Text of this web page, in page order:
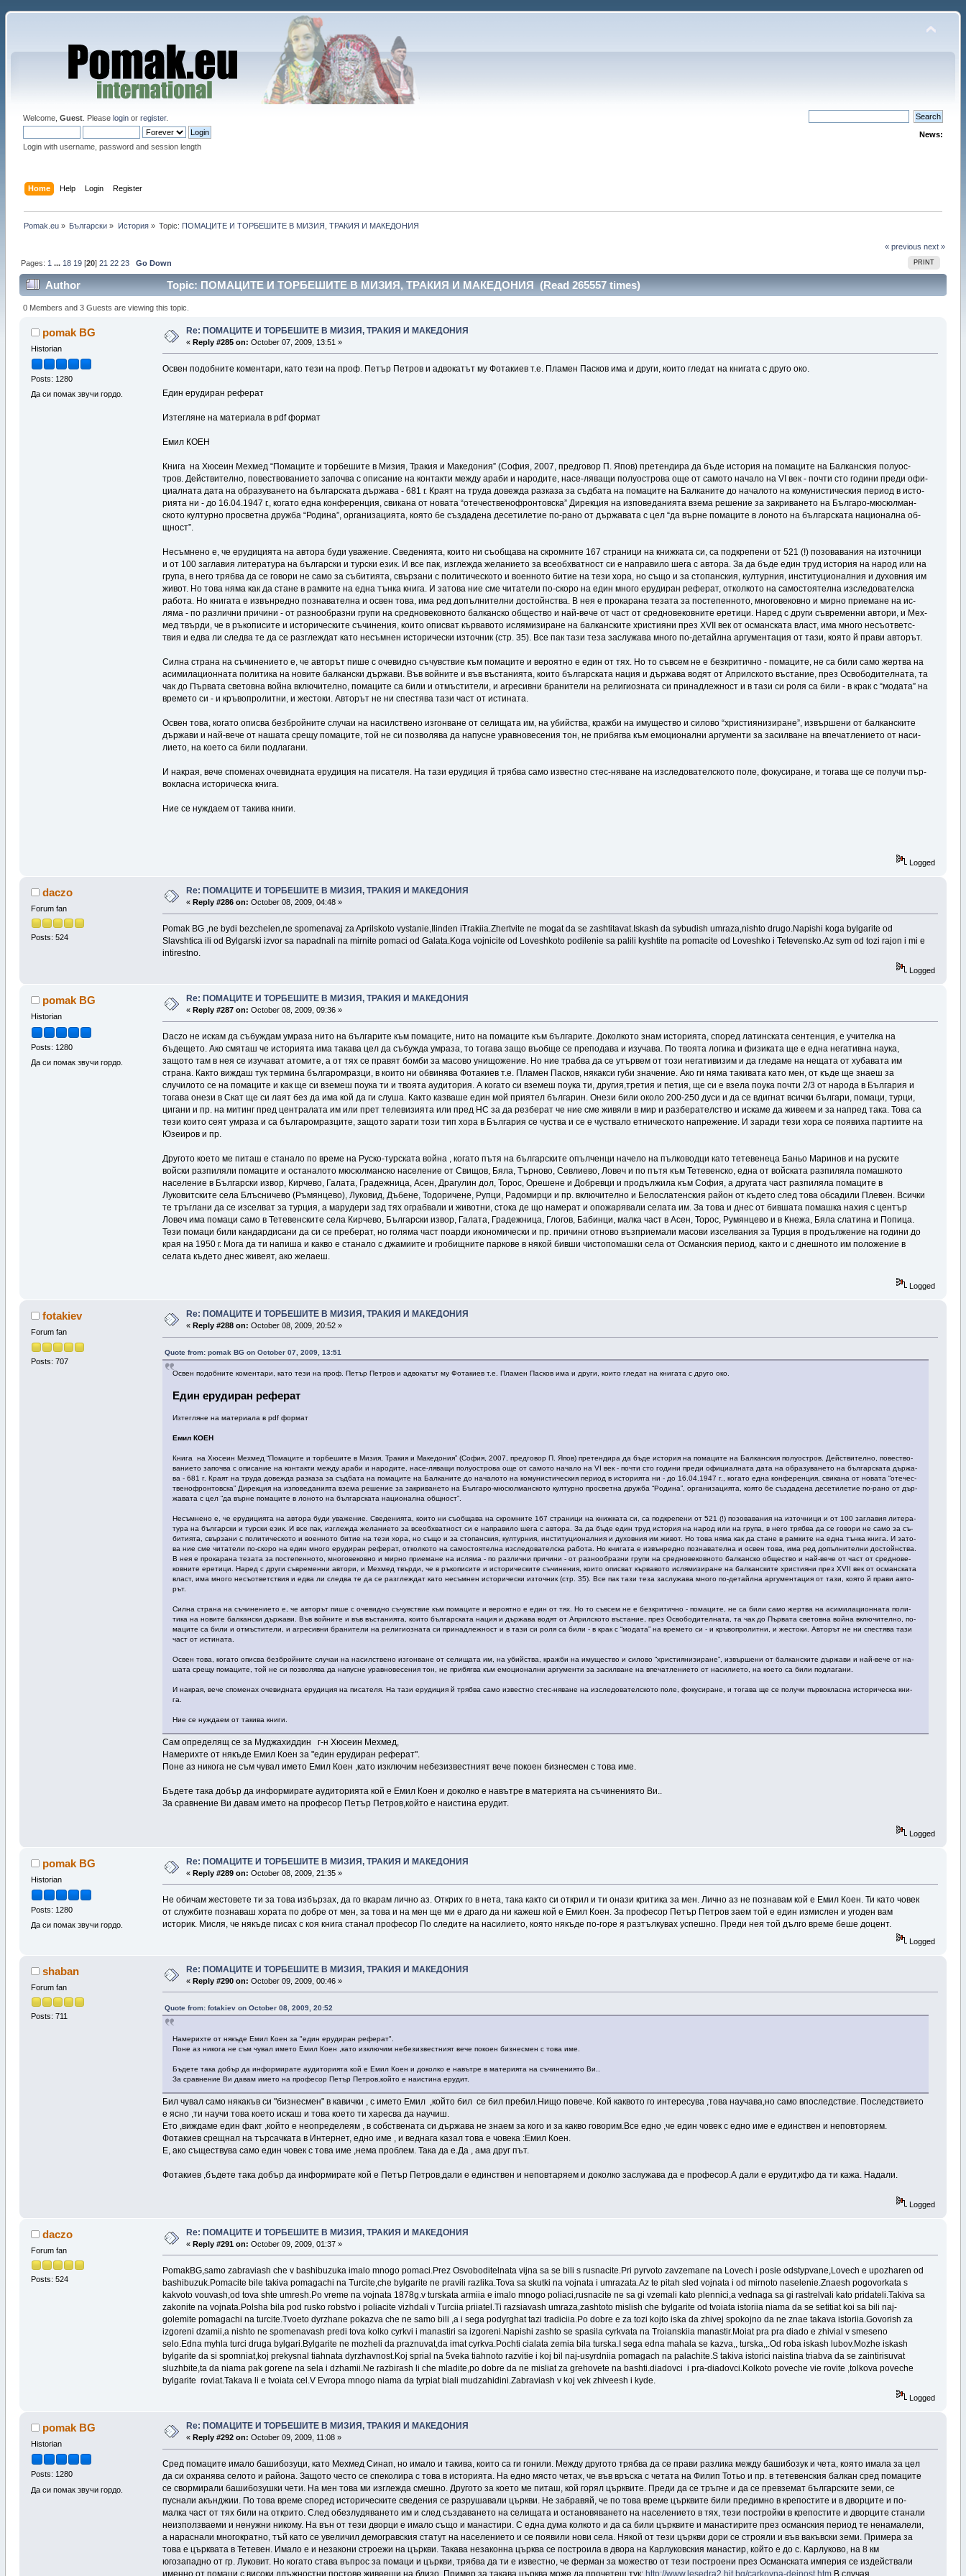
Welcome, Guest. Please loginor register.
Login with username, password and session length
News:
Home Help Login Register
Pomak.eu» Български » История» Topic: ПОМАЦИТЕ И ТОРБЕШИТЕ В МИЗИЯ, ТРАКИЯ И МАКЕДОНИЯ
« previous next »
PRINT
Pages: 1 ... 18 19[20] 21 22 23 Go Down
Author Topic: ПОМАЦИТЕ И ТОРБЕШИТЕ В МИЗИЯ, ТРАКИЯ И МАКЕДОНИЯ (Read 265557 times)
0 Members and 3 Guests are viewing this topic.
pomak BG
Historian
Posts: 1280
Да си помак звучи гордо.
Re: ПОМАЦИТЕ И ТОРБЕШИТЕ В МИЗИЯ, ТРАКИЯ И МАКЕДОНИЯ
« Reply #285 on: October 07, 2009, 13:51 »
Освен подобните коментари, като тези на проф. Петър Петров и адвокатът му Фотакиев т.е. Пламен Пасков има и други, които гледат на книгата с друго око.
Еди­н еру­ди­ра­н ре­фе­рат
Изтегляне на материала в pdf формат
Еми­л КОЕН
Кни­га на Хю­сеин Мех­мед “По­ма­ци­те и тор­бе­ши­те в Ми­зия, Тра­кия и Ма­ке­до­ния” (Со­фия, 2007, пред­го­вор П. Япо­в) пре­тен­ди­ра да бъ­де ис­то­рия на по­ма­ци­те на Бал­кан­ския по­луос­
тров. Дей­стви­тел­но, по­вес­тво­ва­ние­то за­поч­ва с опи­са­ние на кон­так­ти меж­ду ара­би и на­ро­ди­те, на­се-лява­щи по­луос­тро­ва още от са­мо­то на­ча­ло на VI век - поч­ти сто го­ди­ни пре­ди офи­
циал­на­та да­та на об­ра­зу­ва­не­то на бъл­гар­ска­та дър­жа­ва - 681 г. Краят на тру­да до­веж­да раз­ка­за за съд­ба­та на по­ма­ци­те на Бал­ка­ни­те до на­ча­ло­то на ко­му­нис­ти­чес­кия пе­риод в ис­то­
рия­та ни - до 16.04.1947 г., ко­га­то ед­на кон­фе­рен­ция, сви­ка­на от но­ва­та “о­те­чес­тве­ноф­рон­тов­ска” Ди­рек­ция на из­по­ве­да­ния­та взе­ма ре­ше­ние за зак­ри­ва­не­то на Бъл­га­ро-мю­сюл­ман­
ско­то кул­тур­но прос­вет­на друж­ба “Ро­ди­на”, ор­га­ни­за­ция­та, коя­то бе съз­да­де­на де­се­ти­ле­тие по-ра­но от дър­жа­ва­та с цел “да вър­не по­ма­ци­те в ло­но­то на бъл­гар­ска­та на­цио­нал­на об­
щност”.
Не­съм­не­но е, че еру­ди­ция­та на ав­то­ра бу­ди ува­же­ние. Све­де­ния­та, кои­то ни съоб­ща­ва на скром­ни­те 167 стра­ни­ци на книж­ка­та си, са под­кре­пе­ни от 521 (!) по­зо­ва­ва­ния на из­точ­ни­ци
и от 100 заг­ла­вия ли­те­ра­ту­ра на бъл­гар­ски и тур­ски ези­к. И все пак, из­глеж­да же­ла­ние­то за всеоб­хват­ност си е нап­ра­ви­ло ше­га с ав­то­ра. За да бъ­де еди­н труд ис­то­рия на на­род или на
гру­па, в не­го трябва да се го­во­ри не са­мо за съ­би­тия­та, свър­за­ни с по­ли­ти­чес­ко­то и воен­ното би­тие на те­зи хо­ра, но съ­що и за сто­пан­ския, кул­тур­ния, ин­сти­ту­цио­нал­ния и ду­хов­ния им
жи­вот. Но то­ва няма как да ста­не в рам­ки­те на ед­на тън­ка кни­га. И за­то­ва ние сме чи­та­те­ли по-ско­ро на еди­н мно­го еру­ди­ра­н ре­фе­рат, от­кол­ко­то на са­мос­тоя­тел­на из­сле­до­ва­тел­ска
ра­бо­та. Но кни­га­та е из­вън­ред­но поз­на­ва­тел­на и ос­вен то­ва, има ред до­пъл­ни­тел­ни дос­той­нства. В нея е про­ка­ра­на те­за­та за пос­те­пен­но­то, мно­го­ве­ков­но и мир­но прие­ма­не на ис­
ляма - по раз­лич­ни при­чи­ни - от раз­нооб­раз­ни гру­пи на сред­но­ве­ков­но­то бал­кан­ско об­щес­тво и най-ве­че от част от сред­но­ве­ков­ни­те ере­ти­ци. На­ред с дру­ги съв­ре­мен­ни ав­то­ри, и Мех­
мед твър­ди, че в ръ­ко­пи­си­те и ис­то­ри­чес­ки­те съ­чи­не­ния, кои­то опи­сва­т кър­ва­во­то ис­лями­зи­ра­не на бал­кан­ски­те хрис­тия­ни през XVII век от ос­ман­ска­та власт, има мно­го не­съот­ветс­
твия и ед­ва ли след­ва те да се раз­глеж­дат ка­то не­съм­нен ис­то­ри­чес­ки из­точ­ник (стр. 35). Все пак та­зи те­за зас­лу­жа­ва мно­го по-де­тай­лна ар­гу­мен­та­ция от та­зи, коя­то й пра­ви ав­то­рът.
Сил­на стра­на на съ­чи­не­ние­то е, че ав­то­рът пи­ше с оче­вид­но съ­чувс­твие към по­ма­ци­те и ве­роя­тно е еди­н от тях. Но то съв­сем не е без­кри­тич­но - по­ма­ци­те, не са би­ли са­мо жер­тва на
аси­ми­ла­цион­на­та по­ли­ти­ка на но­ви­те бал­кан­ски дър­жа­ви. Във вой­ни­те и във въс­та­ния­та, кои­то бъл­гар­ска­та на­ция и дър­жа­ва водят от Ап­рил­ско­то въс­та­ние, през Ос­во­бо­ди­тел­на­та, та
чак до Пър­ва­та све­тов­на вой­на вклю­чи­тел­но, по­ма­ци­те са би­ли и от­мъс­ти­те­ли, и аг­ре­сив­ни бра­ни­те­ли на ре­ли­гиоз­на­та си при­над­леж­ност и в та­зи си роля са би­ли - в крак с “мо­да­та” на
вре­ме­то си - и кръ­воп­ро­лит­ни, и жес­то­ки. Ав­то­рът не ни спест­ява та­зи част от ис­ти­на­та.
Ос­вен то­ва, ко­га­то опи­сва без­брой­ни­те слу­чаи на на­силс­тве­но из­гон­ва­не от се­ли­ща­та им, на убий­ства, краж­би на иму­щес­тво и си­ло­во “хрис­тия­ни­зи­ра­не”, из­вър­ше­ни от бал­кан­ски­те
дър­жа­ви и най-ве­че от на­ша­та сре­щу по­ма­ци­те, той не си поз­вол­ява да на­пус­не ура­вно­ве­се­ни­я тон, не прибя­гва към емо­цио­нал­ни ар­гу­мен­ти за за­сил­ва­не на впе­чат­ле­ние­то от на­си­
лие­то, на кое­то са би­ли под­ла­га­ни.
И нак­рая, ве­че спо­ме­нах оче­вид­на­та еру­ди­ци­я на пи­са­теля. На та­зи еру­ди­ци­я й трябва са­мо из­вес­тно стес-нява­не на из­сле­до­ва­тел­ско­то по­ле, фо­ку­си­ра­не, и то­га­ва ще се по­лу­чи пър­
вок­лас­на ис­то­ри­чес­ка кни­га.
Ние се нуж­даем от та­ки­ва кни­ги.
Logged
daczo
Forum fan
Posts: 524
Re: ПОМАЦИТЕ И ТОРБЕШИТЕ В МИЗИЯ, ТРАКИЯ И МАКЕДОНИЯ
« Reply #286 on: October 08, 2009, 04:48 »
Pomak BG ,ne bydi bezchelen,ne spomenavaj za Aprilskoto vystanie,Ilinden iTrakiia.Zhertvite ne mogat da se zashtitavat.Iskash da sybudish umraza,nishto drugo.Napishi koga bylgarite od
Slavshtica ili od Bylgarski izvor sa napadnali na mirnite pomaci od Galata.Koga vojnicite od Loveshkoto podilenie sa palili kyshtite na pomacite od Loveshko i Tetevensko.Az sym od tozi rajon i mi e
intirestno.
Logged
pomak BG
Historian
Posts: 1280
Да си помак звучи гордо.
Re: ПОМАЦИТЕ И ТОРБЕШИТЕ В МИЗИЯ, ТРАКИЯ И МАКЕДОНИЯ
« Reply #287 on: October 08, 2009, 09:36 »
Daczo не искам да събуждам умраза нито на българите към помаците, нито на помаците към българите. Доколкото знам историята, според латинската сентенция, е учителка на
бъдещето. Ако смяташ че историята има такава цел да събужда умраза, то тогава защо въобще се преподава и изучава. По твоята логика и физиката ще е една негативна наука,
защото там в нея се изучават атомите, а от тях се правят бомби за масово унищожение. Но ние трабва да се утървем от този негативизим и да гледаме на нещата от хубавата им
страна. Както виждаш тук термина българомразци, в които ни обвинява Фотакиев т.е. Пламен Пасков, някакси губи значение. Ако ги няма такивата като мен, от къде ще знаеш за
случилото се на помаците и как ще си вземеш поука ти и твоята аудитория. А когато си вземеш поука ти, другия,третия и петия, ще си е взела поука почти 2/3 от народа в България и
тогава онези в Скат ще си лаят без да има кой да ги слуша. Както казваше един мой приятел българин. Онези били около 200-250 дуси и да се вдигнат всички българи, помаци, турци,
цигани и пр. на митинг пред централата им или прет телевизията или пред НС за да резберат че ние сме живяли в мир и разберателство и искаме да живеем и за напред така. Това са
тези които сеят умраза и са българомразците, защото зарати този тип хора в България се чуства и се е чуствало етническото напрежение. И заради тези хора се появиха партиите на
Юзеиров и пр.
Другото което ме питаш е станало по време на Руско-турската война , когато пътя на българските опълченци начело на пълководци като тетевенеца Баньо Маринов и на руските
войски разпиляли помаците и останалото мюсюлманско население от Свищов, Бяла, Търново, Севлиево, Ловеч и по пътя към Тетевенско, една от войската разпиляла помашкото
население в Български извор, Кирчево, Галата, Градежница, Асен, Драгулин дол, Торос, Орешене и Добревци и продължила към София, а другата част разпиляла помаците в
Луковитските села Блъсничево (Ръмянцево), Луковид, Дъбене, Тодоричене, Рупци, Радомирци и пр. включително и Белослатенския район от където след това обсадили Плевен. Всички
те тръглани да се изселват за турция, а марудери зад тях ограбвали и животни, стока де що намерат и опожарявали селата им. За това и днес от бившата помашка нахия с център
Ловеч има помаци само в Тетевенските села Кирчево, Български извор, Галата, Градежница, Глогов, Бабинци, малка част в Асен, Торос, Румянцево и в Кнежа, Бяла слатина и Попица.
Тези помаци били кандардисани да си се преберат, но голяма част поарди икономически и пр. причини отново възприемали масови изселвания за Турция в продължение на години до
края на 1950 г. Мога да ти напиша и какво е станало с джамиите и гробищните паркове в някой бивши чистопомашки села от Османския период, както и с днешното им положение в
селата където днес живеят, ако желаеш.
Logged
fotakiev
Forum fan
Posts: 707
Re: ПОМАЦИТЕ И ТОРБЕШИТЕ В МИЗИЯ, ТРАКИЯ И МАКЕДОНИЯ
« Reply #288 on: October 08, 2009, 20:52 »
Quote from: pomak BG on October 07, 2009, 13:51
Освен подобните коментари, като тези на проф. Петър Петров и адвокатът му Фотакиев т.е. Пламен Пасков има и други, които гледат на книгата с друго око.
Еди­н еру­ди­ра­н ре­фе­рат
Изтегляне на материала в pdf формат
Еми­л КОЕН
Кни­га на Хю­сеин Мех­мед “По­ма­ци­те и тор­бе­ши­те в Ми­зия, Тра­кия и Ма­ке­до­ния” (Со­фия, 2007, пред­го­вор П. Япо­в) пре­тен­ди­ра да бъ­де ис­то­рия на по­ма­ци­те на Бал­кан­ския по­луос­тров. Дей­стви­тел­но, по­вес­тво­
ва­ние­то за­поч­ва с опи­са­ние на кон­так­ти меж­ду ара­би и на­ро­ди­те, на­се-лява­щи по­луос­тро­ва още от са­мо­то на­ча­ло на VI век - поч­ти сто го­ди­ни пре­ди офи­циал­на­та да­та на об­ра­зу­ва­не­то на бъл­гар­ска­та дър­жа­
ва - 681 г. Краят на тру­да до­веж­да раз­ка­за за съд­ба­та на по­ма­ци­те на Бал­ка­ни­те до на­ча­ло­то на ко­му­нис­ти­чес­кия пе­риод в ис­то­рия­та ни - до 16.04.1947 г., ко­га­то ед­на кон­фе­рен­ция, сви­ка­на от но­ва­та “о­те­чес­
тве­ноф­рон­тов­ска” Ди­рек­ция на из­по­ве­да­ния­та взе­ма ре­ше­ние за зак­ри­ва­не­то на Бъл­га­ро-мю­сюл­ман­ско­то кул­тур­но прос­вет­на друж­ба “Ро­ди­на”, ор­га­ни­за­ция­та, коя­то бе съз­да­де­на де­се­ти­ле­тие по-ра­но от дър­
жа­ва­та с цел “да вър­не по­ма­ци­те в ло­но­то на бъл­гар­ска­та на­цио­нал­на об­щност”.
Не­съм­не­но е, че еру­ди­ция­та на ав­то­ра бу­ди ува­же­ние. Све­де­ния­та, кои­то ни съоб­ща­ва на скром­ни­те 167 стра­ни­ци на книж­ка­та си, са под­кре­пе­ни от 521 (!) по­зо­ва­ва­ния на из­точ­ни­ци и от 100 заг­ла­вия ли­те­ра­
ту­ра на бъл­гар­ски и тур­ски ези­к. И все пак, из­глеж­да же­ла­ние­то за всеоб­хват­ност си е нап­ра­ви­ло ше­га с ав­то­ра. За да бъ­де еди­н труд ис­то­рия на на­род или на гру­па, в не­го трябва да се го­во­ри не са­мо за съ­
би­тия­та, свър­за­ни с по­ли­ти­чес­ко­то и воен­ното би­тие на те­зи хо­ра, но съ­що и за сто­пан­ския, кул­тур­ния, ин­сти­ту­цио­нал­ния и ду­хов­ния им жи­вот. Но то­ва няма как да ста­не в рам­ки­те на ед­на тън­ка кни­га. И за­то­
ва ние сме чи­та­те­ли по-ско­ро на еди­н мно­го еру­ди­ра­н ре­фе­рат, от­кол­ко­то на са­мос­тоя­тел­на из­сле­до­ва­тел­ска ра­бо­та. Но кни­га­та е из­вън­ред­но поз­на­ва­тел­на и ос­вен то­ва, има ред до­пъл­ни­тел­ни дос­той­нства.
В нея е про­ка­ра­на те­за­та за пос­те­пен­но­то, мно­го­ве­ков­но и мир­но прие­ма­не на ис­ляма - по раз­лич­ни при­чи­ни - от раз­нооб­раз­ни гру­пи на сред­но­ве­ков­но­то бал­кан­ско об­щес­тво и най-ве­че от част от сред­но­ве­
ков­ни­те ере­ти­ци. На­ред с дру­ги съв­ре­мен­ни ав­то­ри, и Мех­мед твър­ди, че в ръ­ко­пи­си­те и ис­то­ри­чес­ки­те съ­чи­не­ния, кои­то опи­сва­т кър­ва­во­то ис­лями­зи­ра­не на бал­кан­ски­те хрис­тия­ни през XVII век от ос­ман­ска­та
власт, има мно­го не­съот­ветс­твия и ед­ва ли след­ва те да се раз­глеж­дат ка­то не­съм­нен ис­то­ри­чес­ки из­точ­ник (стр. 35). Все пак та­зи те­за зас­лу­жа­ва мно­го по-де­тай­лна ар­гу­мен­та­ция от та­зи, коя­то й пра­ви ав­то­
рът.
Сил­на стра­на на съ­чи­не­ние­то е, че ав­то­рът пи­ше с оче­вид­но съ­чувс­твие към по­ма­ци­те и ве­роя­тно е еди­н от тях. Но то съв­сем не е без­кри­тич­но - по­ма­ци­те, не са би­ли са­мо жер­тва на аси­ми­ла­цион­на­та по­ли­
ти­ка на но­ви­те бал­кан­ски дър­жа­ви. Във вой­ни­те и във въс­та­ния­та, кои­то бъл­гар­ска­та на­ция и дър­жа­ва водят от Ап­рил­ско­то въс­та­ние, през Ос­во­бо­ди­тел­на­та, та чак до Пър­ва­та све­тов­на вой­на вклю­чи­тел­но, по­
ма­ци­те са би­ли и от­мъс­ти­те­ли, и аг­ре­сив­ни бра­ни­те­ли на ре­ли­гиоз­на­та си при­над­леж­ност и в та­зи си роля са би­ли - в крак с “мо­да­та” на вре­ме­то си - и кръ­воп­ро­лит­ни, и жес­то­ки. Ав­то­рът не ни спест­ява та­зи
част от ис­ти­на­та.
Ос­вен то­ва, ко­га­то опи­сва без­брой­ни­те слу­чаи на на­силс­тве­но из­гон­ва­не от се­ли­ща­та им, на убий­ства, краж­би на иму­щес­тво и си­ло­во “хрис­тия­ни­зи­ра­не”, из­вър­ше­ни от бал­кан­ски­те дър­жа­ви и най-ве­че от на­
ша­та сре­щу по­ма­ци­те, той не си поз­вол­ява да на­пус­не ура­вно­ве­се­ни­я тон, не прибя­гва към емо­цио­нал­ни ар­гу­мен­ти за за­сил­ва­не на впе­чат­ле­ние­то от на­си­лие­то, на кое­то са би­ли под­ла­га­ни.
И нак­рая, ве­че спо­ме­нах оче­вид­на­та еру­ди­ци­я на пи­са­теля. На та­зи еру­ди­ци­я й трябва са­мо из­вес­тно стес-нява­не на из­сле­до­ва­тел­ско­то по­ле, фо­ку­си­ра­не, и то­га­ва ще се по­лу­чи пър­вок­лас­на ис­то­ри­чес­ка кни­
га.
Ние се нуж­даем от та­ки­ва кни­ги.
Сам определящ се за Муджахиддин г-н Хюсеин Мехмед,
Намерихте от някъде Емил Коен за "един ерудиран реферат".
Поне аз никога не съм чувал името Емил Коен ,като изключим небезизвестният вече покоен бизнесмен с това име.
Бъдете така добър да информирате аудиторията кой е Емил Коен и доколко е навътре в материята на съчинениято Ви..
За сравнение Ви давам името на професор Петър Петров,който е наистина ерудит.
Logged
pomak BG
Historian
Posts: 1280
Да си помак звучи гордо.
Re: ПОМАЦИТЕ И ТОРБЕШИТЕ В МИЗИЯ, ТРАКИЯ И МАКЕДОНИЯ
« Reply #289 on: October 08, 2009, 21:35 »
Не обичам жестовете ти за това избързах, да го вкарам лично аз. Открих го в нета, така както си открил и ти онази критика за мен. Лично аз не познавам кой е Емил Коен. Ти като човек
от службите познаваш хората по добре от мен, за това и на мен ще ми е драго да ни кажеш кой е Емил Коен. За професор Петър Петров заем той е един измислен и угоден вам
историк. Мисля, че някъде писах с коя книга станал професор По следите на насилието, която някъде по-горе я разтълкувах успешно. Преди нея той дълго време беше доцент.
Logged
shaban
Forum fan
Posts: 711
Re: ПОМАЦИТЕ И ТОРБЕШИТЕ В МИЗИЯ, ТРАКИЯ И МАКЕДОНИЯ
« Reply #290 on: October 09, 2009, 00:46 »
Quote from: fotakiev on October 08, 2009, 20:52
Намерихте от някъде Емил Коен за "един ерудиран реферат".
Поне аз никога не съм чувал името Емил Коен ,като изключим небезизвестният вече покоен бизнесмен с това име.
Бъдете така добър да информирате аудиторията кой е Емил Коен и доколко е навътре в материята на съчинениято Ви..
За сравнение Ви давам името на професор Петър Петров,който е наистина ерудит.
Бил чувал само някакъв си "бизнесмен" в кавички , с името Емил ,който бил се бил пребил.Нищо повече. Кой каквото го интересува ,това научава,но само впоследствие. Последствието
е ясно ,ти научи това което искаш и това което ти харесва да научиш.
Ето ,виждаме един факт ,който е неопределеям , в собствената си държава не знаем за кого и за какво говорим.Все едно ,че един човек с едно име е единствен и неповторяем.
Фотакиев срещнал на търсачката в Интернет, едно име , и веднага казал това е човека :Емил Коен.
Е, ако съществува само един човек с това име ,нема проблем. Така да е.Да , ама друг път.
Фотакиев ,бъдете така добър да информирате кой е Петър Петров,дали е единствен и неповтаряем и доколко заслужава да е професор.А дали е ерудит,кфо да ти кажа. Надали.
Logged
daczo
Forum fan
Posts: 524
Re: ПОМАЦИТЕ И ТОРБЕШИТЕ В МИЗИЯ, ТРАКИЯ И МАКЕДОНИЯ
« Reply #291 on: October 09, 2009, 01:37 »
PomakBG,samo zabraviash che v bashibuzuka imalo mnogo pomaci.Prez Osvoboditelnata vijna sa se bili s rusnacite.Pri pyrvoto zavzemane na Lovech i posle odstypvane,Lovech e upozharen od
bashibuzuk.Pomacite bile takiva pomagachi na Turcite,che bylgarite ne pravili razlika.Tova sa skutki na vojnata i umrazata.Az te pitah sled vojnata i od mirnoto naselenie.Znaesh pogovorkata s
kakvoto vouvash,od tova shte umresh.Po vreme na vojnata 1878g.v turskata armiia e imalo mnogo poliaci,rusnacite ne sa gi vzemali kato plennici,a vednaga sa gi rastrelvali kato pridateli.Takiva sa
zakonite na vojnata.Polsha bila pod rusko robstvo i poliacite vizhdali v Turciia priiatel.Ti razsiavash umraza,zashtoto mislish che bylgarite od tvoiata istoriia niama da se setitiat koi sa bili naj-
golemite pomagachi na turcite.Tvoeto dyrzhane pokazva che ne samo bili ,a i sega podyrghat tazi tradiciia.Po dobre e za tozi kojto iska da zhivej spokojno da ne znae takava istoriia.Govorish za
izgoreni dzamii,a nishto ne spomenavash predi tova kolko cyrkvi i manastiri sa izgoreni.Napishi zashto se spasila cyrkvata na Troianskiia manastir.Moiat pra pra diado e zhivial v smeseno
selo.Edna myhla turci druga bylgari.Bylgarite ne mozheli da praznuvat,da imat cyrkva.Pochti cialata zemia bila turska.I sega edna mahala se kazva,, turska,,.Od roba iskash lubov.Mozhe iskash
bylgarite da si spomniat,koj prekysnal tiahnata dyrzhavnost.Koj sprial na 5veka tiahnoto razvitie i koj bil naj-usyrdniia pomagach na palachite.S takiva istorici naistina triabva da se zaintirisuvat
sluzhbite,ta da niama pak gorene na sela i dzhamii.Ne razbirash li che mladite,po dobre da ne misliat za grehovete na bashti.diadovci i pra-diadovci.Kolkoto poveche vie rovite ,tolkova poveche
bylgarite roviat.Takava li e tvoiata cel.V Evropa mnogo niama da tyrpiat biali mudzahidini.Zabraviash v koj vek zhiveesh i kyde.
Logged
pomak BG
Historian
Posts: 1280
Да си помак звучи гордо.
Re: ПОМАЦИТЕ И ТОРБЕШИТЕ В МИЗИЯ, ТРАКИЯ И МАКЕДОНИЯ
« Reply #292 on: October 09, 2009, 11:08 »
Сред помаците имало башибозуци, като Мехмед Синап, но имало и такива, които са ги гонили. Между другото трябва да се прави разлика между башибозук и чета, която имала за цел
да си охранява селото и района. Защото често се спеколира с това в историята. На едно място четах, че във връска с четата на Филип Тотьо и пр. в тетевенския балкан сред помаците
се свормирали башибозушки чети. На мен това ми изглежда смешно. Другото за което ме питаш, кой горял църквите. Преди да се тръгне и да се превземат българските земи, се
пуснали акънджии. По това време според историческите сведения се разрушавали църкви. Не забравяй, че по това време църквите били предимно в крепостите и в дворците и по-
малка част от тях били на открито. След обезлудяването им и след създаването на селищата и остановяването на населението в тях, тези постройки в крепостите и дворците станали
неизползваеми и ненужни никому. На вън от тези дворци е имало също и манастири. С една дума колкото и да са били църквите и манастирите през османския период те ненамалели,
а нараснали многократно, тъй като се увеличил демогравския статут на населението и се появили нови села. Някой от тези църкви дори се строяли и във вакъвски земи. Примера за
това е църквата в Тетевен. Имало е и незакони строежи на църкви. Такава незаконна църква се построила в двора на Карлуковския манастир, който е до с. Карлуково, на 8 км
югозападно от гр. Луковит. Но когато става въпрос за помаци и църкви, трябва да ти е известно, че ферман за можество от тези построени през Османската империя се издействали
именно от помаци с високи длъжностни постове живеещи на близо. Пример за такава църква може да прочетеш тук: http://www.lesedra2.hit.bg/carkovna-deinost.htm В случая